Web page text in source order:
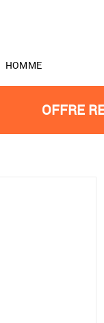
HOMME
OFFRE